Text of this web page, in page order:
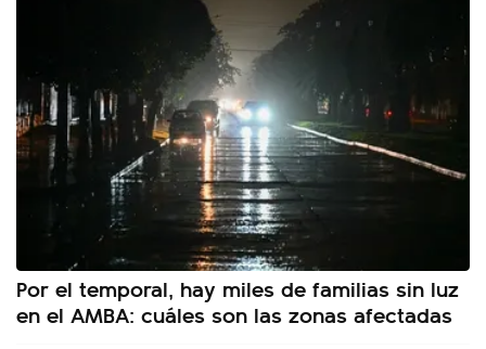
Por el temporal, hay miles de familias sin luz
en el AMBA: cuáles son las zonas afectadas